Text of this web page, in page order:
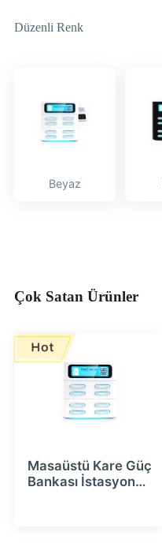
Düzenli Renk
Beyaz
Çok Satan Ürünler
Masaüstü Kare Güç
Bankası İstasyonu,